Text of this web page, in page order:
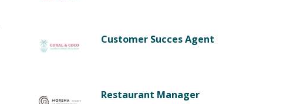
Customer Succes Agent
Restaurant Manager